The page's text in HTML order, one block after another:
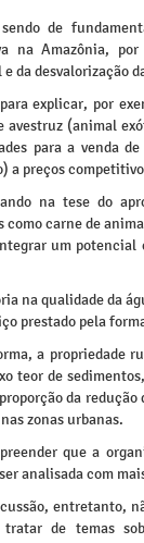
sendo de
na Amazônia,
da desvalorização
explicar, por
avestruz (animal
para a venda
a preços
na tese do
como carne de
um potencial
na qualidade da
prestado pela
a propriedade
teor de
da
zonas urbanas.
que a
analisada com
entretanto,
de temas